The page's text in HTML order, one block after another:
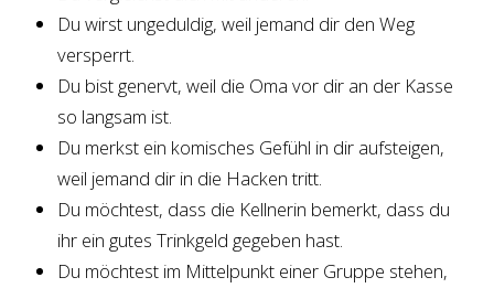
Du wirst ungeduldig, weil jemand dir den Weg
versperrt.
Du bist genervt, weil die Oma vor dir an der Kasse
so langsam ist.
Du merkst ein komisches Gefühl in dir aufsteigen,
weil jemand dir in die Hacken tritt.
Du möchtest, dass die Kellnerin bemerkt, dass du
ihr ein gutes Trinkgeld gegeben hast.
Du möchtest im Mittelpunkt einer Gruppe stehen,